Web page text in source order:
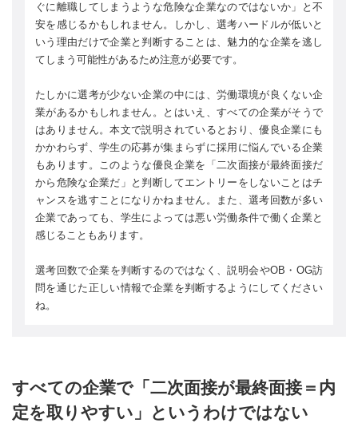
ぐに離職してしまうような危険な企業なのではないか」と不
安を感じるかもしれません。しかし、選考ハードルが低いと
いう理由だけで企業と判断することは、魅力的な企業を逃し
てしまう可能性があるため注意が必要です。
たしかに選考が少ない企業の中には、労働環境が良くない企
業があるかもしれません。とはいえ、すべての企業がそうで
はありません。本文で説明されているとおり、優良企業にも
かかわらず、学生の応募が集まらずに採用に悩んでいる企業
もあります。このような優良企業を「二次面接が最終面接だ
から危険な企業だ」と判断してエントリーをしないことはチ
ャンスを逃すことになりかねません。また、選考回数が多い
企業であっても、学生によっては悪い労働条件で働く企業と
感じることもあります。
選考回数で企業を判断するのではなく、説明会やOB・OG訪
問を通じた正しい情報で企業を判断するようにしてください
ね。
すべての企業で「二次面接が最終面接＝内
定を取りやすい」というわけではない